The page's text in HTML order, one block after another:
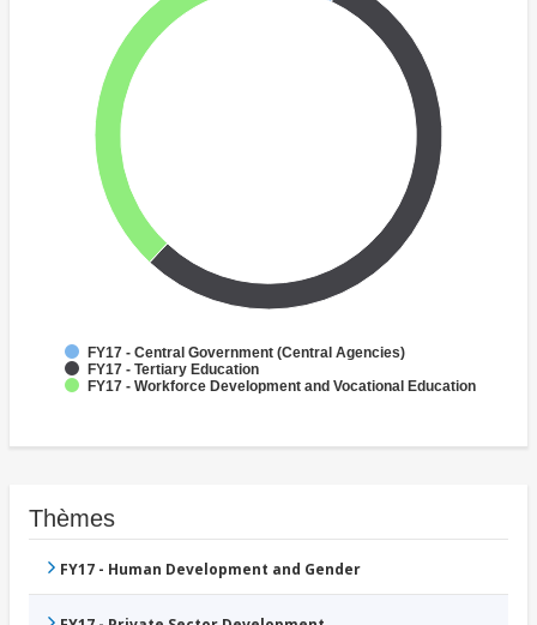
FY17 - Central Government (Central Agencies)
FY17 - Tertiary Education
FY17 - Workforce Development and Vocational Education
Thèmes
FY17 - Human Development and Gender